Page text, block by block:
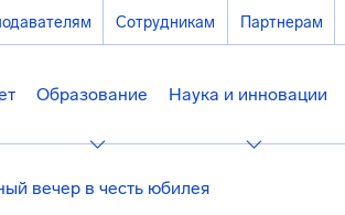
Сотрудникам Партнерам
Образование Наука и инновации
вечер в честь юбилея